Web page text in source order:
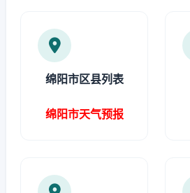
绵阳市区县列表
绵阳市天气预报